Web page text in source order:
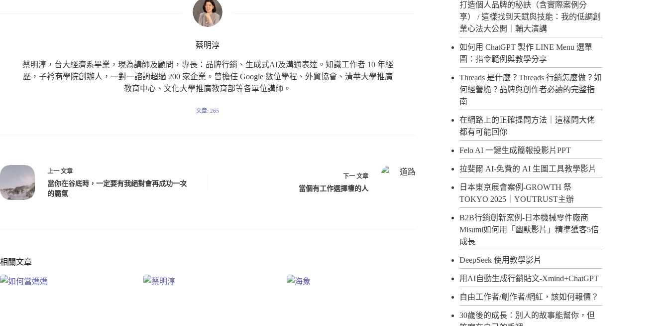
蔡明淳
蔡明淳，台大經濟系畢業，現為講師及顧問，專長：品牌行銷、生成式AI及溝通表達。知識工作者 10 年經
歷，子衿商學院創辦人，一對一諮詢超過 200 家企業。曾擔任 Google 數位學程、外貿協會、清華大學推廣
教育中心、文化大學推廣教育部等各單位講師。
文章: 265
上一 文章
當你在谷底時，一定要有我絕對會再成功一次
的霸氣
下一 文章
當個有工作選擇權的人
相關文章
打造個人品牌的秘訣（含實際案例分
享） / 這樣找到天賦與技能：我的低調創
業心法大公開｜輔大演講
如何用 ChatGPT 製作 LINE Menu 選單
圖：指令範例與教學分享
Threads 是什麼？Threads 行銷怎麼做？如
何經營脆？品牌與創作者必讀的完整指
南
在網路上的正確提問方法｜這樣問大佬
都有可能回你
Felo AI 一鍵生成簡報投影片PPT
拉斐爾 AI-免費的 AI 生圖工具教學影片
日本東京展會案例-GROWTH 祭
TOKYO 2025｜YOUTRUST主辦
B2B行銷創新案例-日本機械零件廠商
Misumi如何用「幽默影片」精準獲客5倍
成長
DeepSeek 使用教學影片
用AI自動生成行銷貼文-Xmind+ChatGPT
自由工作者/創作者/網紅，該如何報價？
30歲後的成長：別人的故事能幫你，但